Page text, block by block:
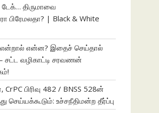
திருமாவை
பிரேமலதா? | Black & White
என்றால் என்ன? இதைச் செய்தால்
வழிகாட்டி சரவணன்
CrPC பிரிவு 482 / BNSS 528ன்
செய்யக்கூடும்: உச்சநீதிமன்ற தீர்ப்பு